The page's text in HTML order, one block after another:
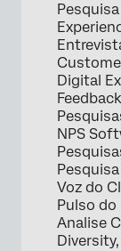
Digital
NPS
Voz do
Pulso
Analise